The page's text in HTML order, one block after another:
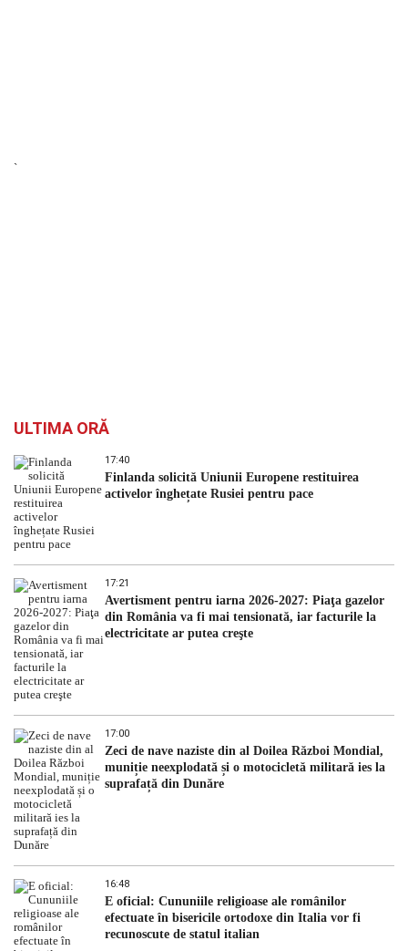
`
ULTIMA ORĂ
17:40
Finlanda solicită Uniunii Europene restituirea
activelor înghețate Rusiei pentru pace
17:21
Avertisment pentru iarna 2026-2027: Piaţa gazelor
din România va fi mai tensionată, iar facturile la
electricitate ar putea creşte
17:00
Zeci de nave naziste din al Doilea Război Mondial,
muniție neexplodată și o motocicletă militară ies la
suprafață din Dunăre
16:48
E oficial: Cununiile religioase ale românilor
efectuate în bisericile ortodoxe din Italia vor fi
recunoscute de statul italian